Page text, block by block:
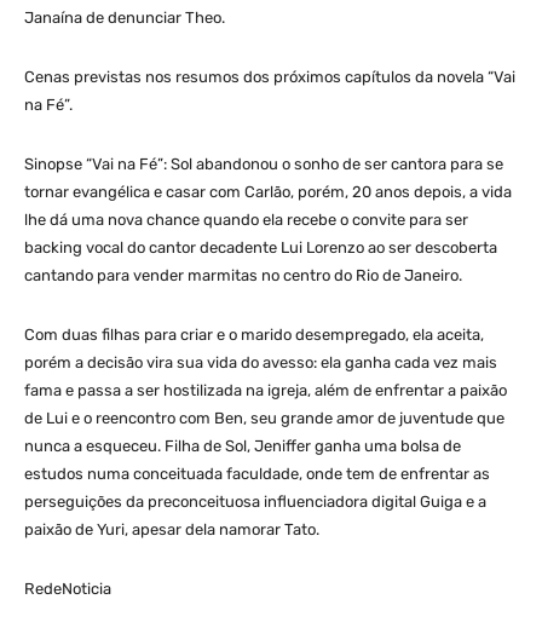
Janaína de denunciar Theo.
Cenas previstas nos resumos dos próximos capítulos da novela “Vai
na Fé”.
Sinopse “Vai na Fé”: Sol abandonou o sonho de ser cantora para se
tornar evangélica e casar com Carlão, porém, 20 anos depois, a vida
lhe dá uma nova chance quando ela recebe o convite para ser
backing vocal do cantor decadente Lui Lorenzo ao ser descoberta
cantando para vender marmitas no centro do Rio de Janeiro.
Com duas filhas para criar e o marido desempregado, ela aceita,
porém a decisão vira sua vida do avesso: ela ganha cada vez mais
fama e passa a ser hostilizada na igreja, além de enfrentar a paixão
de Lui e o reencontro com Ben, seu grande amor de juventude que
nunca a esqueceu. Filha de Sol, Jeniffer ganha uma bolsa de
estudos numa conceituada faculdade, onde tem de enfrentar as
perseguições da preconceituosa influenciadora digital Guiga e a
paixão de Yuri, apesar dela namorar Tato.
RedeNoticia